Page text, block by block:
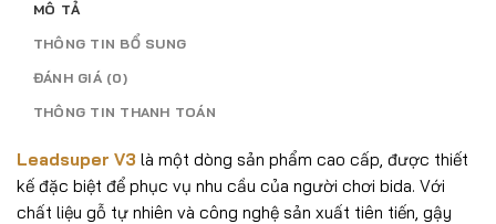
MÔ TẢ
THÔNG TIN BỔ SUNG
ĐÁNH GIÁ (0)
THÔNG TIN THANH TOÁN
Leadsuper V3 là một dòng sản phẩm cao cấp, được thiết
kế đặc biệt để phục vụ nhu cầu của người chơi bida. Với
chất liệu gỗ tự nhiên và công nghệ sản xuất tiên tiến, gậy